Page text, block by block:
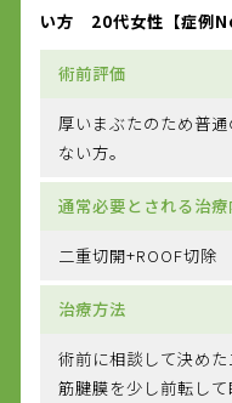
い方 20代女性【症例
術前評価
厚いまぶたのため普
ない方。
通常必要とされる治療
二重切開+ROOF切除
治療方法
術前に相談して決め
筋腱膜を少し前転し